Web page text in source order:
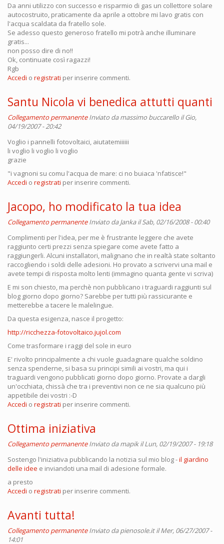
Da anni utilizzo con successo e risparmio di gas un collettore solare
autocostruito, praticamente da aprile a ottobre mi lavo gratis con
l'acqua scaldata da fratello sole.
Se adesso questo generoso fratello mi potrà anche illuminare
gratis...
non posso dire di no!!
Ok, continuate così ragazzi!
Rgb
Accedi o registrati per inserire commenti.
Santu Nicola vi benedica attutti quanti
Collegamento permanente Inviato damassimo buccarello il Gio,
04/19/2007 - 20:42
Voglio i pannelli fotovoltaici, aiutatemiiiiii
li voglio li voglio li voglio
grazie
"i vagnoni su comu l'acqua de mare: ci no buiaca 'nfatisce!"
Accedi o registrati per inserire commenti.
Jacopo, ho modificato la tua idea
Collegamento permanente Inviato daJankail Sab, 02/16/2008 - 00:40
Complimenti per l'idea, per me è frustrante leggere che avete
raggiunto certi prezzi senza spiegare come avete fatto a
raggiungerli. Alcuni installatori, malignano che in realtà state soltanto
raccogliendo i soldi delle adesioni. Ho provato a scrivervi una mail e
avete tempi di risposta molto lenti (immagino quanta gente vi scriva)
E mi son chiesto, ma perchè non pubblicano i traguardi raggiunti sul
blog giorno dopo giorno? Sarebbe per tutti più rassicurante e
metterebbe a tacere le malelingue.
Da questa esigenza, nasce il progetto:
http://ricchezza-fotovoltaico.jujol.com
Come trasformare i raggi del sole in euro
E' rivolto principalmente a chi vuole guadagnare qualche soldino
senza spenderne, si basa su principi simili ai vostri, ma qui i
traguardi vengono pubblicati giorno dopo giorno. Provate a dargli
un'occhiata, chissà che tra i preventivi non ce ne sia qualcuno più
appetibile dei vostri :-D
Accedi o registrati per inserire commenti.
Ottima iniziativa
Collegamento permanente Inviato damapikil Lun, 02/19/2007 - 19:18
Sostengo l'iniziativa pubblicando la notizia sul mio blog -il giardino
delle idee e inviandoti una mail di adesione formale.
a presto
Accedi o registrati per inserire commenti.
Avanti tutta!
Collegamento permanente Inviato dapienosole.itil Mer, 06/27/2007 -
14:01